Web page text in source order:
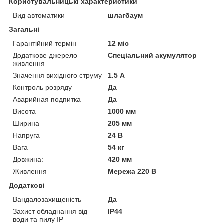
Вид автоматики
шлагбаум
Загальні
Гарантійний термін
12 міс
Додаткове джерело
живлення
Спеціальний акумулятор
Значення вихідного струму
1.5 А
Контроль розряду
Да
Аварийная подпитка
Да
Висота
1000 мм
Ширина
205 мм
Напруга
24 В
Вага
54 кг
Довжина:
420 мм
Живлення
Мережа 220 В
Додаткові
Вандалозахищеність
Да
Захист обладнання від
води та пилу IP
IP44